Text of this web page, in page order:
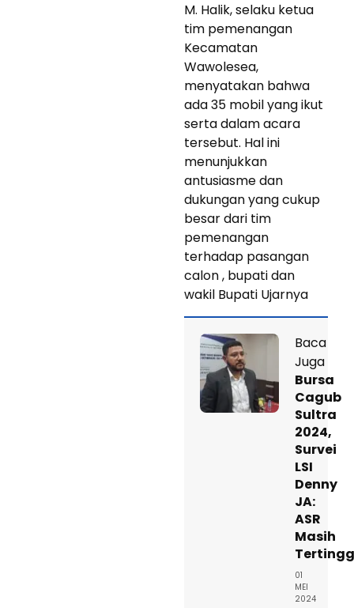
M. Halik, selaku ketua
tim pemenangan
Kecamatan
Wawolesea,
menyatakan bahwa
ada 35 mobil yang ikut
serta dalam acara
tersebut. Hal ini
menunjukkan
antusiasme dan
dukungan yang cukup
besar dari tim
pemenangan
terhadap pasangan
calon , bupati dan
wakil Bupati Ujarnya
Baca
Juga
Bursa
Cagub
Sultra
2024,
Survei
LSI
Denny
JA:
ASR
Masih
01
MEI
2024